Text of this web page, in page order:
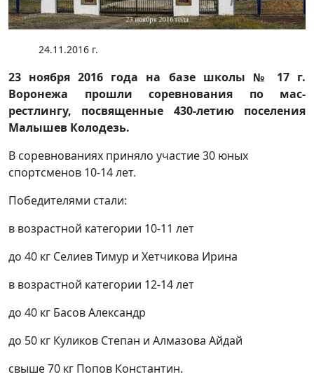
24.11.2016 г.
23 ноября 2016 года на базе школы № 17 г.
Воронежа прошли соревнования по мас-
рестлингу, посвященные 430-летию поселения
Малышев Колодезь.
В соревнованиях приняло участие 30 юных
спортсменов 10-14 лет.
Победителями стали:
в возрастной категории 10-11 лет
до 40 кг Селиев Тимур и Хетчикова Ирина
в возрастной категории 12-14 лет
до 40 кг Басов Александр
до 50 кг Куликов Степан и Алмазова Айдай
свыше 70 кг Попов Константин.